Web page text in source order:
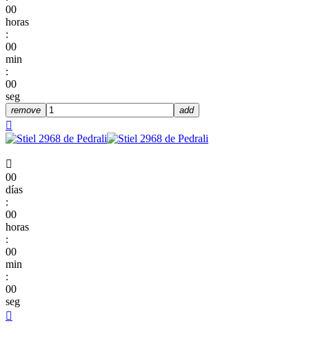
00
horas
:
00
min
:
00
seg
remove add


00
días
:
00
horas
:
00
min
:
00
seg
